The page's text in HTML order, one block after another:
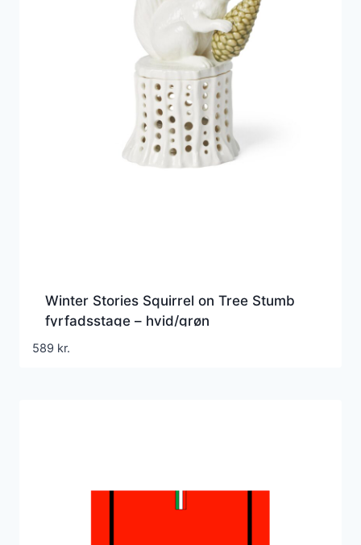
Winter Stories Squirrel on Tree Stumb
fyrfadsstage – hvid/grøn
589 kr.